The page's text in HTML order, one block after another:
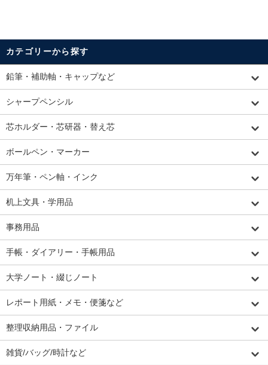
カテゴリーから探す
鉛筆・補助軸・キャップなど
シャープペンシル
芯ホルダー・芯研器・替え芯
ボールペン・マーカー
万年筆・ペン軸・インク
机上文具・学用品
事務用品
手帳・ダイアリー・手帳用品
大学ノート・綴じノート
レポート用紙・メモ・便箋など
整理収納用品・ファイル
雑貨/バッグ/時計など